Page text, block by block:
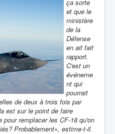
ça sorte
et que le
ministère
de la
Défense
en ait fait
rapport.
C'est un
événeme
nt qui
pourrait
de deux à trois fois par
est sur le point de faire
remplacer les CF-18 qu'on
Probablement», estime-t-il.